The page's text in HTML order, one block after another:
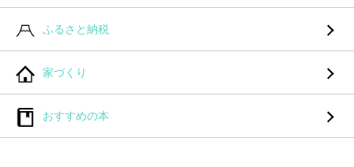
ふるさと納税
家づくり
おすすめの本